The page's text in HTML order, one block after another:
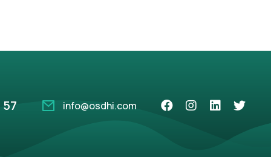
info@osdhi.com